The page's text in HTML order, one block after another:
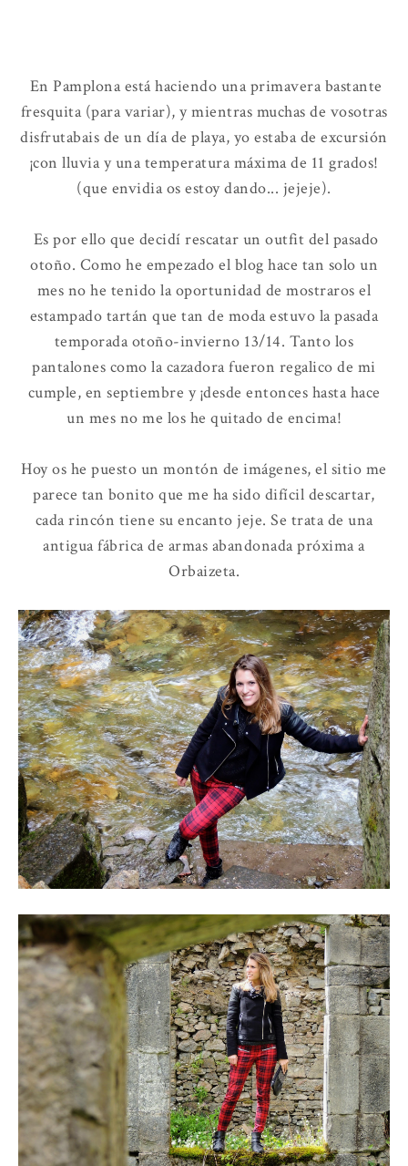
En Pamplona está haciendo una primavera bastante
fresquita (para variar), y mientras muchas de vosotras
disfrutabais de un día de playa, yo estaba de excursión
¡con lluvia y una temperatura máxima de 11 grados!
(que envidia os estoy dando... jejeje).
Es por ello que decidí rescatar un outfit del pasado
otoño. Como he empezado el blog hace tan solo un
mes no he tenido la oportunidad de mostraros el
estampado tartán que tan de moda estuvo la pasada
temporada otoño-invierno 13/14. Tanto los
pantalones como la cazadora fueron regalico de mi
cumple, en septiembre y ¡desde entonces hasta hace
un mes no me los he quitado de encima!
Hoy os he puesto un montón de imágenes, el sitio me
parece tan bonito que me ha sido difícil descartar,
cada rincón tiene su encanto jeje. Se trata de una
antigua fábrica de armas abandonada próxima a
Orbaizeta.